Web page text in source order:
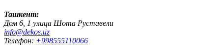
Ташкент:
Дом 6, 1 улица Шота Руставели
info@dekos.uz
Телефон: +998555110066